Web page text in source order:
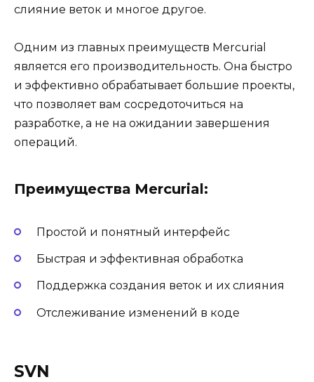
слияние веток и многое другое.
Одним из главных преимуществ Mercurial
является его производительность. Она быстро
и эффективно обрабатывает большие проекты,
что позволяет вам сосредоточиться на
разработке, а не на ожидании завершения
операций.
Преимущества Mercurial:
Простой и понятный интерфейс
Быстрая и эффективная обработка
Поддержка создания веток и их слияния
Отслеживание изменений в коде
SVN